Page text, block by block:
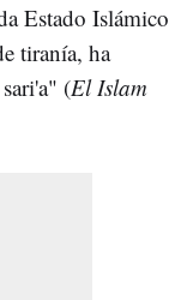
Estado Islámico
tiranía, ha
(El Islam